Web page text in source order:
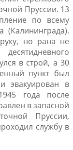
Пруссии. 13
по всему
(Калининграда).
но рана не
в строй, а 30
пункт был
эвакуирован в
года после
в запасной
Пруссии,
службу в